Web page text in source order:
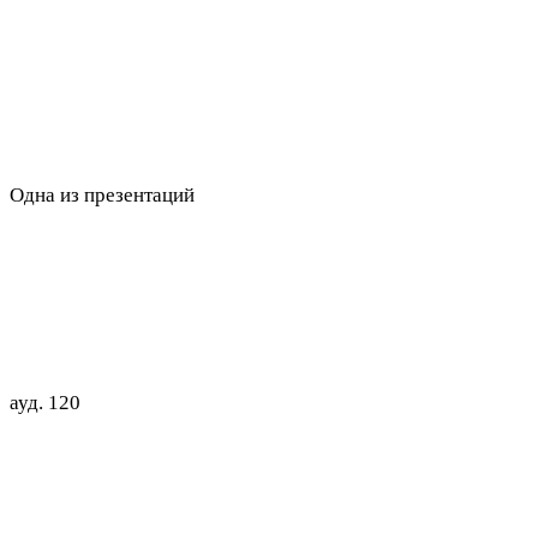
Одна из презентаций
ауд. 120